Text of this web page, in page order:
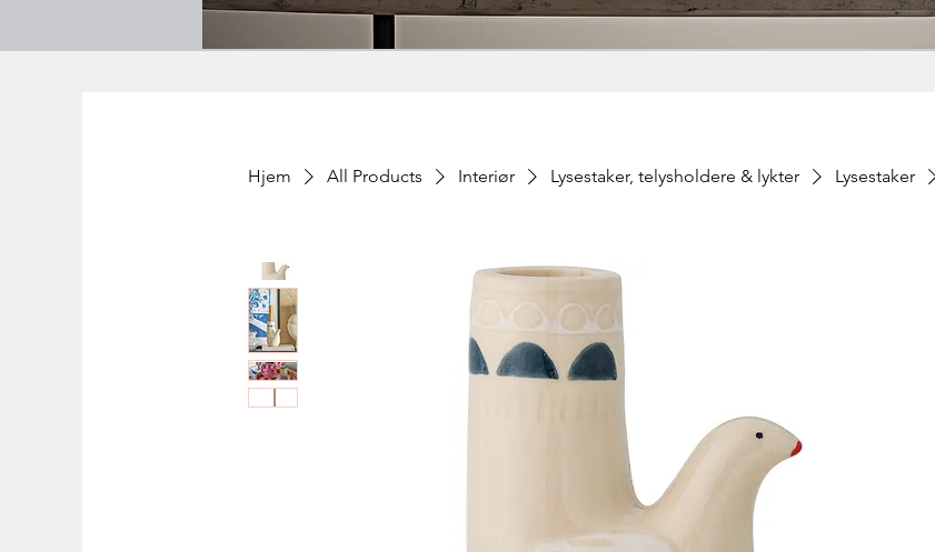
Hjem All Products Interiør Lysestaker, telysholdere & lykter Lysestaker